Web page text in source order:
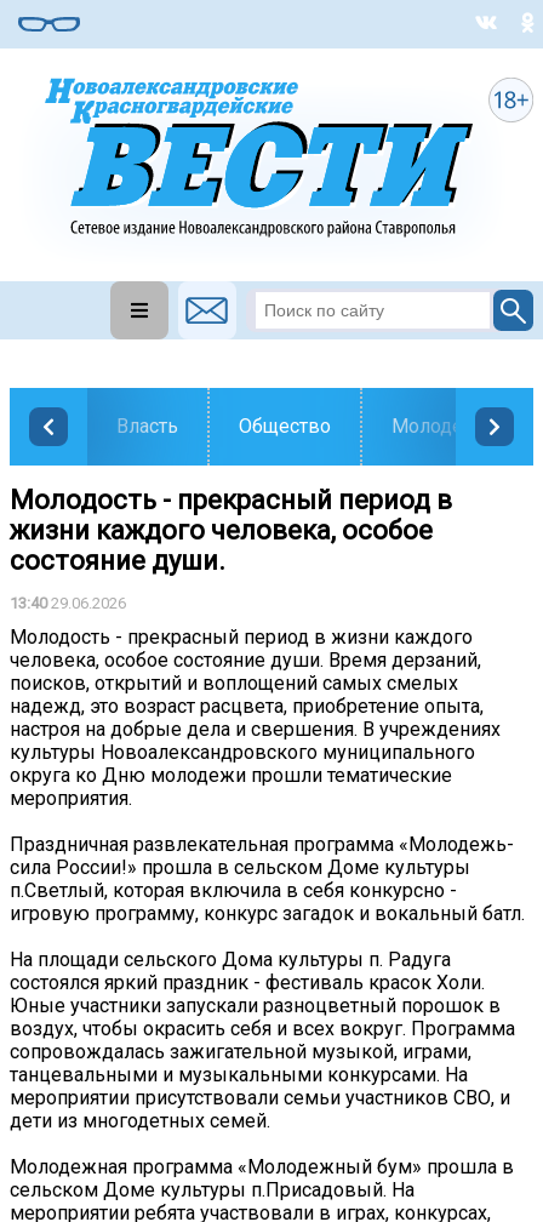
Власть Общество Молодежь
Молодость - прекрасный период в
жизни каждого человека, особое
состояние души.
13:4029.06.2026
Молодость - прекрасный период в жизни каждого
человека, особое состояние души. Время дерзаний,
поисков, открытий и воплощений самых смелых
надежд, это возраст расцвета, приобретение опыта,
настроя на добрые дела и свершения. В учреждениях
культуры Новоалександровского муниципального
округа ко Дню молодежи прошли тематические
мероприятия.
Праздничная развлекательная программа «Молодежь-
сила России!» прошла в сельском Доме культуры
п.Светлый, которая включила в себя конкурсно -
игровую программу, конкурс загадок и вокальный батл.
На площади сельского Дома культуры п. Радуга
состоялся яркий праздник - фестиваль красок Холи.
Юные участники запускали разноцветный порошок в
воздух, чтобы окрасить себя и всех вокруг. Программа
сопровождалась зажигательной музыкой, играми,
танцевальными и музыкальными конкурсами. На
мероприятии присутствовали семьи участников СВО, и
дети из многодетных семей.
Молодежная программа «Молодежный бум» прошла в
сельском Доме культуры п.Присадовый. На
мероприятии ребята участвовали в играх, конкурсах,